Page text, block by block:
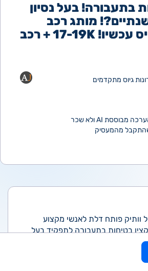
בתעבורה! בעל נסיון
מותג רכב
מצליח מגייס עכשיו! 17-19K + רכב
הערכה מבוססת AI ולא שכר
מהמעסיק
וותיק פותח דלת לאנשי מקצוע
קצין בטיחות בתעבורה לתפקיד בעל
הפעילות התפעולית של הארגון.
תהיו הסמכות המקצועית בתחום
את כלל תהליכי הפיקוח, הבקרה